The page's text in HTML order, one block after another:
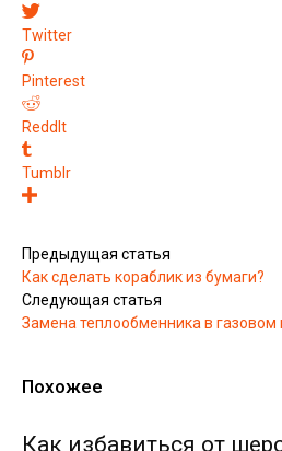
Twitter
Pinterest
ReddIt
Tumblr
Предыдущая статья
Как сделать кораблик из бумаги?
Следующая статья
Замена теплообменника в газовом
Похожее
Как избавиться от